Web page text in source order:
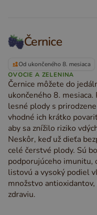
Černice
Od ukončeného 8. mesiaca
OVOCIE A ZELENINA
Černice môžete do
ukončeného 8.
lesné plody s
vhodné ich krátko
aby sa znížilo riziko
Neskôr, keď už dieťa
celé čerstvé plody. Sú
podporujúceho imunitu,
listovú a vysoký podiel
množstvo
zdraviu.